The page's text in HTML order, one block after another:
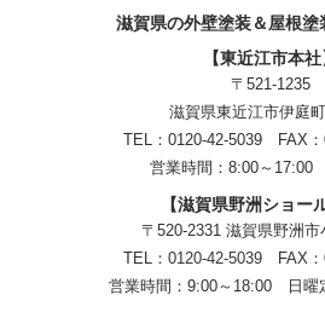
滋賀県の外壁塗装＆屋根塗
【東近江市本社
〒521-1235
滋賀県東近江市伊庭
TEL：0120-42-5039 FAX：
営業時間：8:00～
【滋賀県野洲ショー
〒520-2331 滋賀県野洲市
TEL： 0120-42-5039 FAX：
営業時間：9:00～18:00
日曜